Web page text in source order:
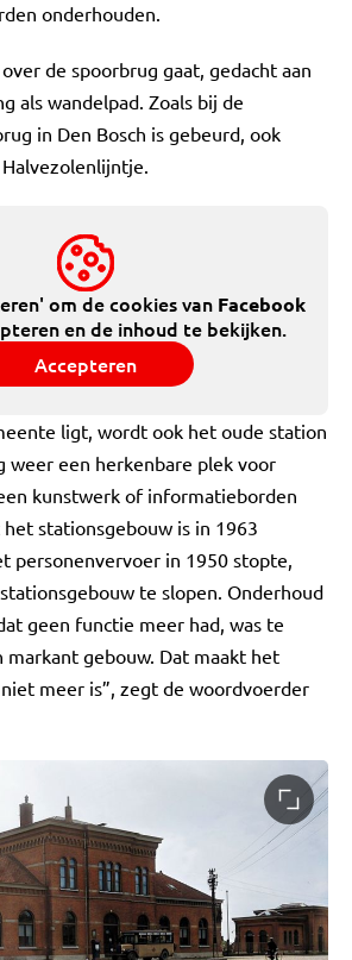
onderhouden.
de spoorbrug gaat, gedacht aan
als wandelpad. Zoals bij de
in Den Bosch is gebeurd, ook
om de cookies van Facebook
en de inhoud te bekijken.
Accepteren
ligt, wordt ook het oude station
weer een herkenbare plek voor
kunstwerk of informatieborden
stationsgebouw is in 1963
personenvervoer in 1950 stopte,
te slopen. Onderhoud
geen functie meer had, was te
markant gebouw. Dat maakt het
meer is”, zegt de woordvoerder